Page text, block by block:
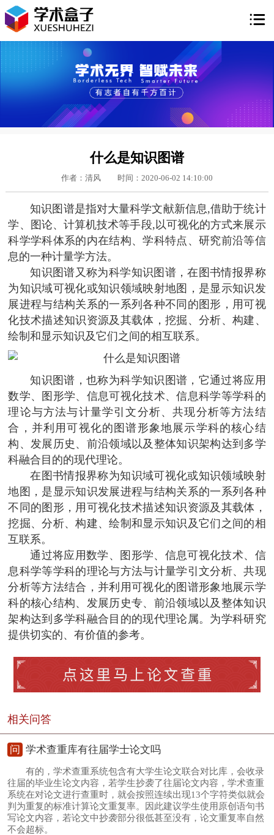

什么是知识图谱
作者：清风 时间：2020-06-02 14:10:00
知识图谱是指对大量科学文献新信息,借助于统计
学、图论、计算机技术等手段,以可视化的方式来展示
科学学科体系的内在结构、学科特点、研究前沿等信
息的一种计量学方法。
知识图谱又称为科学知识图谱，在图书情报界称
为知识域可视化或知识领域映射地图，是显示知识发
展进程与结构关系的一系列各种不同的图形，用可视
化技术描述知识资源及其载体，挖掘、分析、构建、
绘制和显示知识及它们之间的相互联系。
知识图谱，也称为科学知识图谱，它通过将应用
数学、图形学、信息可视化技术、信息科学等学科的
理论与方法与计量学引文分析、共现分析等方法结
合，并利用可视化的图谱形象地展示学科的核心结
构、发展历史、前沿领域以及整体知识架构达到多学
科融合目的的现代理论。
在图书情报界称为知识域可视化或知识领域映射
地图，是显示知识发展进程与结构关系的一系列各种
不同的图形，用可视化技术描述知识资源及其载体，
挖掘、分析、构建、绘制和显示知识及它们之间的相
互联系。
通过将应用数学、图形学、信息可视化技术、信
息科学等学科的理论与方法与计量学引文分析、共现
分析等方法结合，并利用可视化的图谱形象地展示学
科的核心结构、发展历史专、前沿领域以及整体知识
架构达到多学科融合目的的现代理论属。为学科研究
提供切实的、有价值的参考。
相关问答
问 学术查重库有往届学士论文吗
有的，学术查重系统包含有大学生论文联合对比库，会收录
往届的毕业生论文内容，若学生抄袭了往届论文内容，学术查重
系统在对论文进行查重时，就会按照连续出现13个字符类似就会
判为重复的标准计算论文重复率。因此建议学生使用原创语句书
写论文内容，若论文中抄袭部分很低甚至没有，论文重复率自然
不会超标。